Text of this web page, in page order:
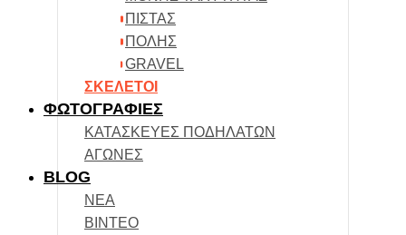
ΠΙΣΤΑΣ
ΠΟΛΗΣ
GRAVEL
ΣΚΕΛΕΤΟΙ
ΦΩΤΟΓΡΑΦΙΕΣ
ΚΑΤΑΣΚΕΥΕΣ ΠΟΔΗΛΑΤΩΝ
ΑΓΩΝΕΣ
BLOG
ΝΕΑ
ΒΙΝΤΕΟ